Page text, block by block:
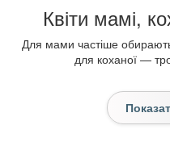
Квіти мамі,
Для мами частіше обирають
для коханої —